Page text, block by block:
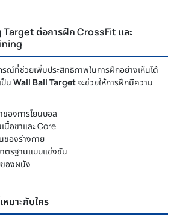
Target ต่อการฝึก CrossFit และ
ณ์ที่ช่วยเพิ่มประสิทธิภาพในการฝึกอย่างเห็นได้
ป็น Wall Ball Targetจะช่วยให้การฝึกมีความ
องการโยนบอล
อขาและ Core
ของร่างกาย
ตรฐานแบบแข่งขัน
องผนัง
มาะกับใคร